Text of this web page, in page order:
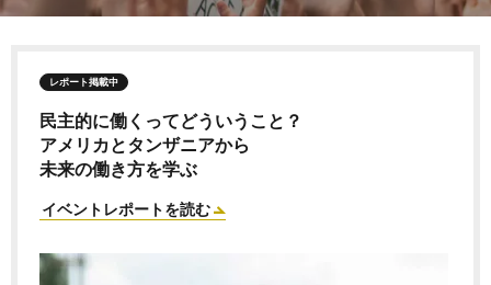
レポート掲載中
民主的に働くってどういうこと？
アメリカとタンザニアから
未来の働き方を学ぶ
イベントレポートを読む